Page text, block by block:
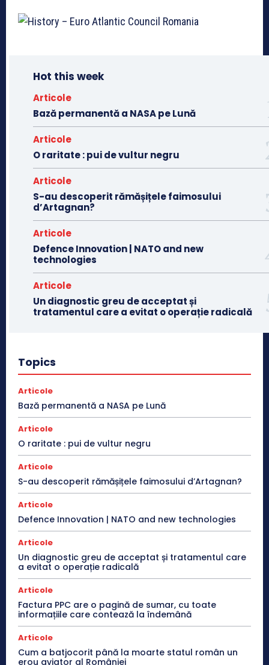
Hot this week
Articole
Bază permanentă a NASA pe Lună
Articole
O raritate : pui de vultur negru
Articole
S-au descoperit rămășițele faimosului
d’Artagnan?
Articole
Defence Innovation | NATO and new
technologies
Articole
Un diagnostic greu de acceptat și
tratamentul care a evitat o operație radicală
Topics
Articole
Bază permanentă a NASA pe Lună
Articole
O raritate : pui de vultur negru
Articole
S-au descoperit rămășițele faimosului d’Artagnan?
Articole
Defence Innovation | NATO and new technologies
Articole
Un diagnostic greu de acceptat și tratamentul care
a evitat o operație radicală
Articole
Factura PPC are o pagină de sumar, cu toate
informațiile care contează la îndemână
Articole
Cum a batjocorit până la moarte statul român un
erou aviator al României